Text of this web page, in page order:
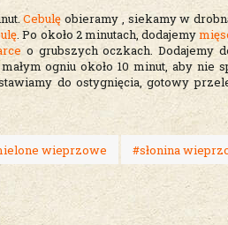
Cebulę obieramy , siekamy w
. Po około 2 minutach, dodajemy
o grubszych oczkach. Dodajemy
ogniu około 10 minut, aby nie
do ostygnięcia, gotowy
wieprzowe
#słonina